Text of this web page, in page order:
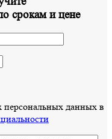
срокам и цене
персональных данных в